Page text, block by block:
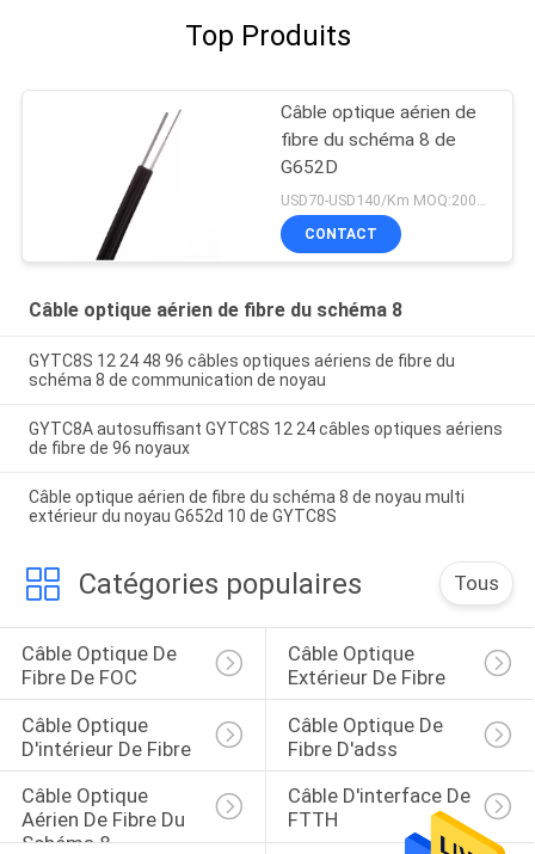
Top Produits
Câble optique aérien de
fibre du schéma 8 de
G652D
USD70-USD140/Km MOQ:2000 mètres
CONTACT
Câble optique aérien de fibre du schéma 8
GYTC8S 12 24 48 96 câbles optiques aériens de fibre du
schéma 8 de communication de noyau
GYTC8A autosuffisant GYTC8S 12 24 câbles optiques aériens
de fibre de 96 noyaux
Câble optique aérien de fibre du schéma 8 de noyau multi
extérieur du noyau G652d 10 de GYTC8S
Catégories populaires Tous
Câble Optique De
Fibre De FOC
Câble Optique
Extérieur De Fibre
Câble Optique
D'intérieur De Fibre
Câble Optique De
Fibre D'adss
Câble Optique
Aérien De Fibre Du
Schéma 8
Câble D'interface De
FTTH